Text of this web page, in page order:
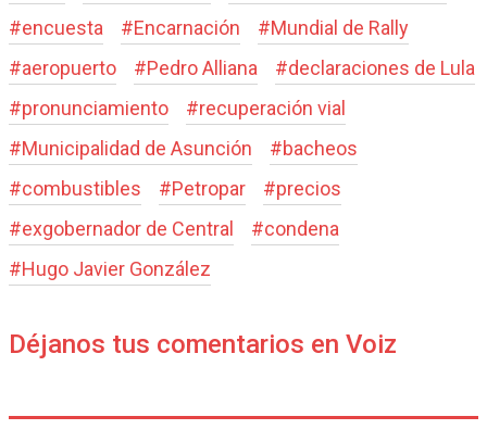
#encuesta #Encarnación #Mundial de Rally
#aeropuerto #Pedro Alliana #declaraciones de Lula
#pronunciamiento #recuperación vial
#Municipalidad de Asunción #bacheos
#combustibles #Petropar #precios
#exgobernador de Central #condena
#Hugo Javier González
Déjanos tus comentarios en Voiz